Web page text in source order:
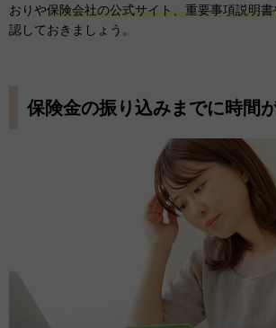
おりや保険会社の公式サイト、重要事項説明
認しておきましょう。
保険金の振り込みまでに時間